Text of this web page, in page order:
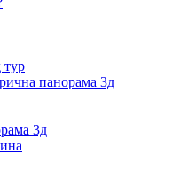
тур
панорама 3д
3д